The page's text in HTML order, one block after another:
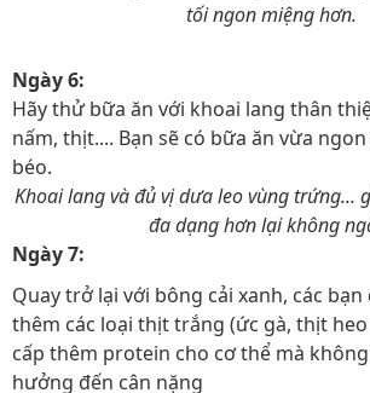
tối ngon miệng hơn.
Ngày 6:
Hãy thử bữa ăn với khoai lang thân
nấm, thịt.... Bạn sẽ có bữa ăn vừa
béo.
Khoai lang và đủ vị dưa leo vùng trứng...
đa dạng hơn lại không
Ngày 7:
Quay trở lại với bông cải xanh, các
thêm các loại thịt trắng (ức gà, thịt heo
cấp thêm protein cho cơ thể mà
hưởng đến cân nặng